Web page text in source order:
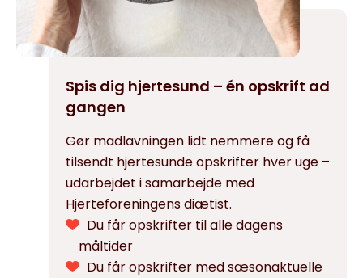
Spis dig hjertesund – én opskrift ad
gangen
Gør madlavningen lidt nemmere og få
tilsendt hjertesunde opskrifter hver uge –
udarbejdet i samarbejde med
Hjerteforeningens diætist.
Du får opskrifter til alle dagens
måltider
Du får opskrifter med sæsonaktuelle